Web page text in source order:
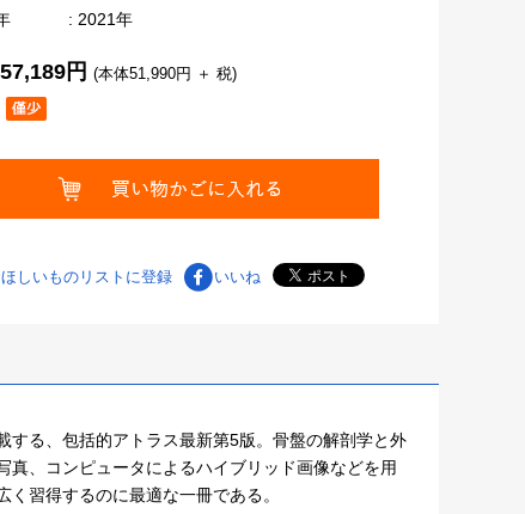
: 2021年
57,189円 (本体51,990円 ＋ 税)
ほしいものリストに登録 いいね
る、包括的アトラス最新第5版。骨盤の解剖学と外
、コンピュータによるハイブリッド画像などを用
習得するのに最適な一冊である。